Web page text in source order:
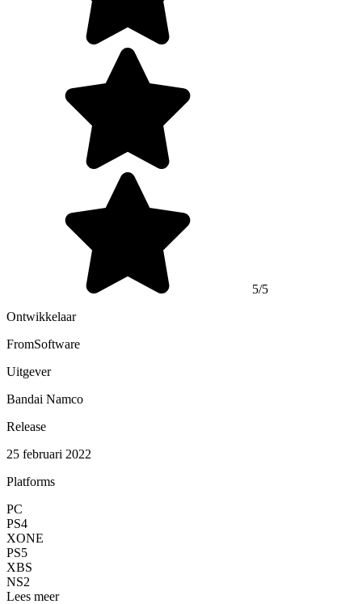
5/5
Ontwikkelaar
FromSoftware
Uitgever
Bandai Namco
Release
25 februari 2022
Platforms
PC
PS4
XONE
PS5
XBS
NS2
Lees meer